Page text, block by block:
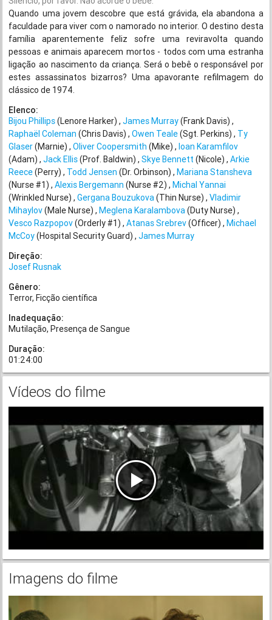
Quando uma jovem descobre que está grávida, ela abandona a
faculdade para viver com o namorado no interior. O destino desta
família aparentemente feliz sofre uma reviravolta quando
pessoas e animais aparecem mortos - todos com uma estranha
ligação ao nascimento da criança. Será o bebê o responsável por
estes assassinatos bizarros? Uma apavorante refilmagem do
clássico de 1974.
Elenco:
Bijou Phillips(Lenore Harker) James Murray(Frank Davis)
Raphaël Coleman (Chris Davis) Owen Teale(Sgt. Perkins) Ty
Glaser(Marnie) Oliver Coopersmith (Mike) Ioan Karamfilov
(Adam) Jack Ellis(Prof. Baldwin) Skye Bennett (Nicole) Arkie
Reece(Perry) Todd Jensen (Dr. Orbinson) Mariana Stansheva
(Nurse #1) Alexis Bergemann (Nurse #2) Michal Yannai
(Wrinkled Nurse) Gergana Bouzukova(Thin Nurse) Vladimir
Mihaylov(Male Nurse) Meglena Karalambova(Duty Nurse)
Vesco Razpopov(Orderly #1) Atanas Srebrev(Officer) Michael
McCoy(Hospital Security Guard) James Murray
Direção:
Josef Rusnak
Gênero:
Terror Ficção científica
Inadequação:
Mutilação Presença de Sangue
Duração:
01:24:00
Vídeos do filme
Imagens do filme